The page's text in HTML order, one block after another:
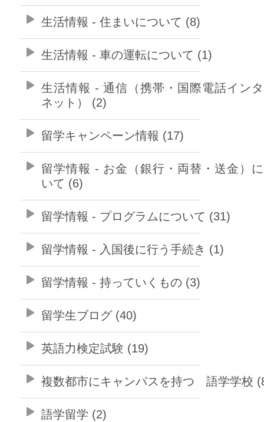
生活情報 - 住まいについて (8)
生活情報 - 車の運転について (1)
生活情報 - 通信（携帯・国際電話イン
ネット） (2)
留学キャンペーン情報 (17)
留学情報 - お金（銀行・両替・送金）
いて (6)
留学情報 - プログラムについて (31)
留学情報 - 入国後に行う手続き (1)
留学情報 - 持っていくもの (3)
留学生ブログ (40)
英語力検定試験 (19)
複数都市にキャンパスを持つ 語学学校
語学留学 (2)